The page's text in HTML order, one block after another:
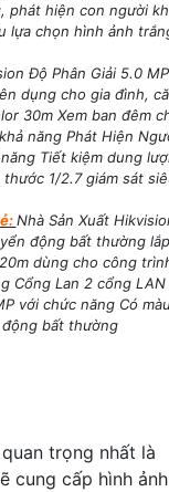
phát hiện con người
lựa chọn hình ảnh
Độ Phân Giải 5.0 MP
dụng cho gia đình,
30m Xem ban đêm
năng Phát Hiện
Tiết kiệm dung
1/2.7 giám sát
Nhà Sản Xuất
động bất thường lắp
dùng cho công
Cổng Lan 2 cổng LAN
với chức năng Có
bất thường
trọng nhất là
cung cấp hình ảnh